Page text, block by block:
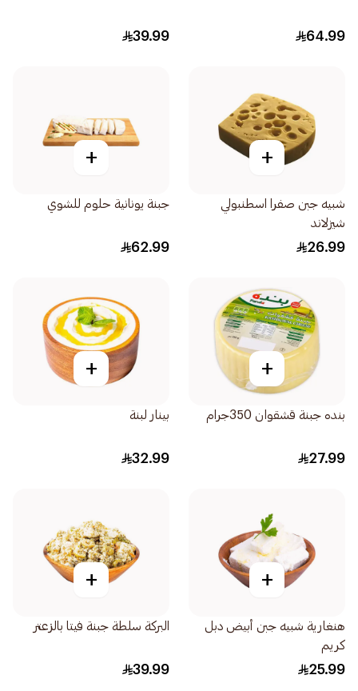
64.99
39.99
+
شبيه جبن صفرا اسطنبولي
شيزلاند
26.99
+
جبنة يونانية حلوم للشوي
62.99
+
بنده جبنة قشقوان 350جرام
27.99
+
بينار لبنة
32.99
+
هنغارية شبيه جبن أبيض دبل
كريم
25.99
+
البركة سلطة جبنة فيتا بالزعتر
39.99